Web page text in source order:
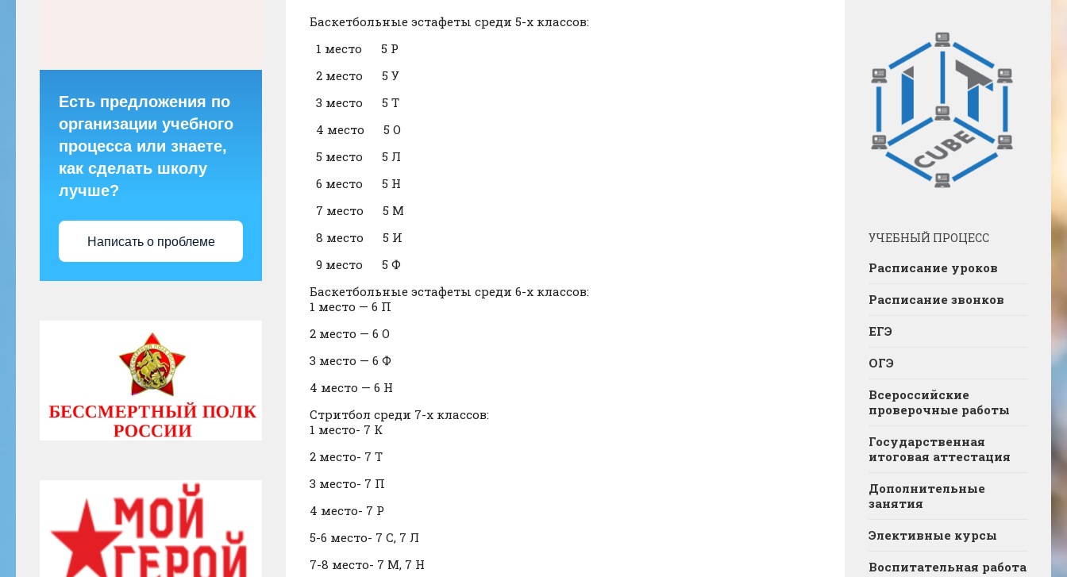
Баскетбольные эстафеты среди 5-х классов:
1 место 5 Р
2 место 5 У
3 место 5 Т
4 место 5 О
5 место 5 Л
6 место 5 Н
7 место 5 М
8 место 5 И
9 место 5 Ф
Баскетбольные эстафеты среди 6-х классов:
1 место — 6 П
2 место — 6 О
3 место — 6 Ф
4 место — 6 Н
Стритбол среди 7-х классов:
1 место- 7 К
2 место- 7 Т
3 место- 7 П
4 место- 7 Р
5-6 место- 7 С, 7 Л
7-8 место- 7 М, 7 Н
Есть предложения по
организации учебного
процесса или знаете,
как сделать школу
лучше?
Написать о проблеме УЧЕБНЫЙ ПРОЦЕСС
Расписание уроков
Расписание звонков
ЕГЭ
ОГЭ
Всероссийские
проверочные работы
Государственная
итоговая аттестация
Дополнительные
занятия
Элективные курсы
Воспитательная работа